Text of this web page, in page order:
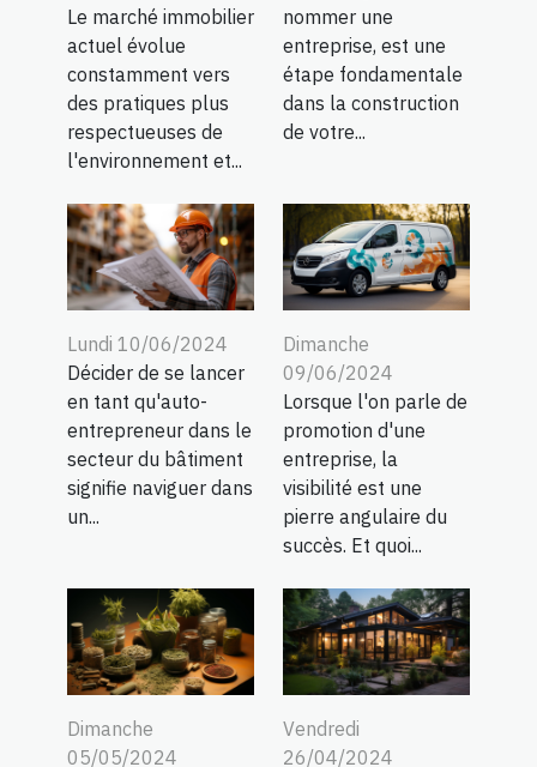
Le marché immobilier
actuel évolue
constamment vers
des pratiques plus
respectueuses de
l'environnement et...
nommer une
entreprise, est une
étape fondamentale
dans la construction
de votre...
Lundi 10/06/2024
Décider de se lancer
en tant qu'auto-
entrepreneur dans le
secteur du bâtiment
signifie naviguer dans
un...
Dimanche
09/06/2024
Lorsque l'on parle de
promotion d'une
entreprise, la
visibilité est une
pierre angulaire du
succès. Et quoi...
Dimanche
05/05/2024
Vendredi
26/04/2024